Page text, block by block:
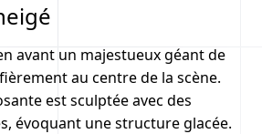
avant un majestueux géant de
au centre de la scène.
est sculptée avec des
évoquant une structure glacée.